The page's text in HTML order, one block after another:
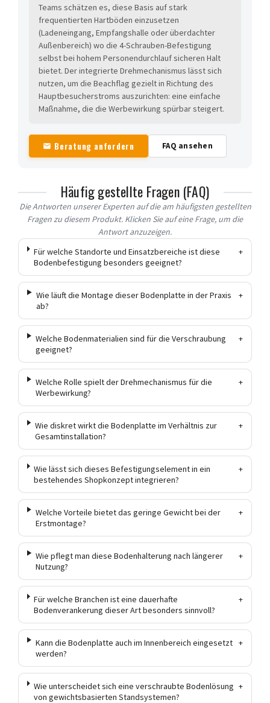
Teams schätzen es, diese Basis auf stark
frequentierten Hartböden einzusetzen
(Ladeneingang, Empfangshalle oder überdachter
Außenbereich) wo die 4-Schrauben-Befestigung
selbst bei hohem Personendurchlauf sicheren Halt
bietet. Der integrierte Drehmechanismus lässt sich
nutzen, um die Beachflag gezielt in Richtung des
Hauptbesucherstroms auszurichten: eine einfache
Maßnahme, die die Werbewirkung spürbar steigert.
Beratung anfordern FAQ ansehen
Häufig gestellte Fragen (FAQ)
Die Antworten unserer Experten auf die am häufigsten gestellten
Fragen zu diesem Produkt. Klicken Sie auf eine Frage, um die
Antwort anzuzeigen.
Für welche Standorte und Einsatzbereiche ist diese
Bodenbefestigung besonders geeignet?
+
Wie läuft die Montage dieser Bodenplatte in der Praxis
ab?
+
Welche Bodenmaterialien sind für die Verschraubung
geeignet?
+
Welche Rolle spielt der Drehmechanismus für die
Werbewirkung?
+
Wie diskret wirkt die Bodenplatte im Verhältnis zur
Gesamtinstallation?
+
Wie lässt sich dieses Befestigungselement in ein
bestehendes Shopkonzept integrieren?
+
Welche Vorteile bietet das geringe Gewicht bei der
Erstmontage?
+
Wie pflegt man diese Bodenhalterung nach längerer
Nutzung?
+
Für welche Branchen ist eine dauerhafte
Bodenverankerung dieser Art besonders sinnvoll?
+
Kann die Bodenplatte auch im Innenbereich eingesetzt
werden?
+
Wie unterscheidet sich eine verschraubte Bodenlösung
von gewichtsbasierten Standsystemen?
+